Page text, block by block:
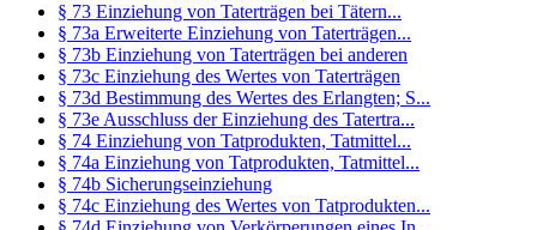
§ 73 Einziehung von Taterträgen bei Tätern...
§ 73a Erweiterte Einziehung von Taterträgen...
§ 73b Einziehung von Taterträgen bei anderen
§ 73c Einziehung des Wertes von Taterträgen
§ 73d Bestimmung des Wertes des Erlangten; S...
§ 73e Ausschluss der Einziehung des Tatertra...
§ 74 Einziehung von Tatprodukten, Tatmittel...
§ 74a Einziehung von Tatprodukten, Tatmittel...
§ 74b Sicherungseinziehung
§ 74c Einziehung des Wertes von Tatprodukten...